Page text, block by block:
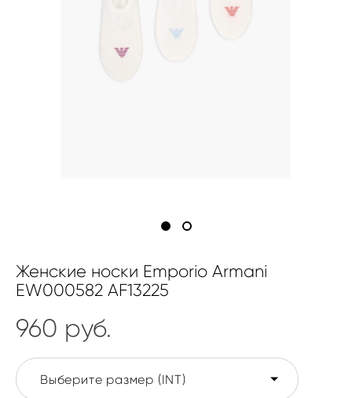
Женские носки Emporio Armani
EW000582 AF13225
960 pуб.
Выберите размер (INT)